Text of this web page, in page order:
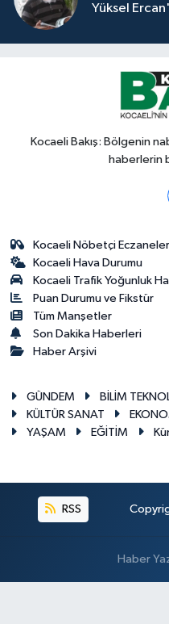
Yüksel
Kocaeli Bakış: Bölgenin
haberlerin
Kocaeli Nöbetçi Eczaneler
Kocaeli Hava Durumu
Kocaeli Trafik Yoğunluk
Puan Durumu ve Fikstür
Tüm Manşetler
Son Dakika Haberleri
Haber Arşivi
GÜNDEM BİLİM
KÜLTÜR SANAT
YAŞAM
EĞİTİM
RSS
Haber